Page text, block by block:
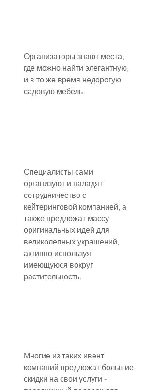
Организаторы знают места,
где можно найти элегантную,
и в то же время недорогую
садовую мебель.
Специалисты сами
организуют и наладят
сотрудничество с
кейтеринговой компанией, а
также предложат массу
оригинальных идей для
великолепных украшений,
активно используя
имеющуюся вокруг
растительность.
Многие из таких ивент
компаний предложат большие
скидки на свои услуги -